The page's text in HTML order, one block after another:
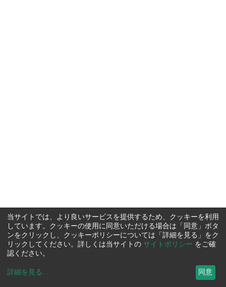
当サイトでは、より良いサービスを提供するため、クッキーを利用
しています。クッキーの使用に同意いただける場合は「同意」ボタ
ンをクリックし、クッキーポリシーについては「詳細を見る」をク
リックしてください。詳しくは当サイトの サイトポリシー をご確
認ください。
詳細を見る ... 同意